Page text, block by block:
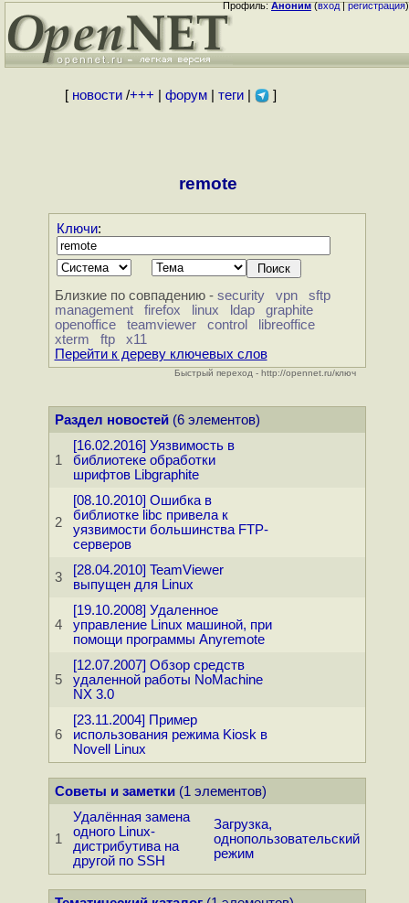
Профиль:Аноним(вход|регистрация)
[ новости/+++ форум| теги| ]
remote
Ключи:
Близкие по совпадению - security vpn
sftp
management
firefox linux ldap
graphite
openoffice
teamviewer control
libreoffice
xterm
ftp
x11
Перейти к дереву ключевых слов
Быстрый переход - http://opennet.ru/ключ
Раздел новостей(6 элементов)
1
[16.02.2016] Уязвимость в
библиотеке обработки
шрифтов Libgraphite
2
[08.10.2010] Ошибка в
библиотке libc привела к
уязвимости большинства FTP-
серверов
3
[28.04.2010] TeamViewer
выпущен для Linux
4
[19.10.2008] Удаленное
управление Linux машиной, при
помощи программы Anyremote
5
[12.07.2007] Обзор средств
удаленной работы NoMachine
NX 3.0
6
[23.11.2004] Пример
использования режима Kiosk в
Novell Linux
Советы и заметки(1 элементов)
1
Удалённая замена
одного Linux-
дистрибутива на
другой по SSH
Загрузка,
однопользовательский
режим